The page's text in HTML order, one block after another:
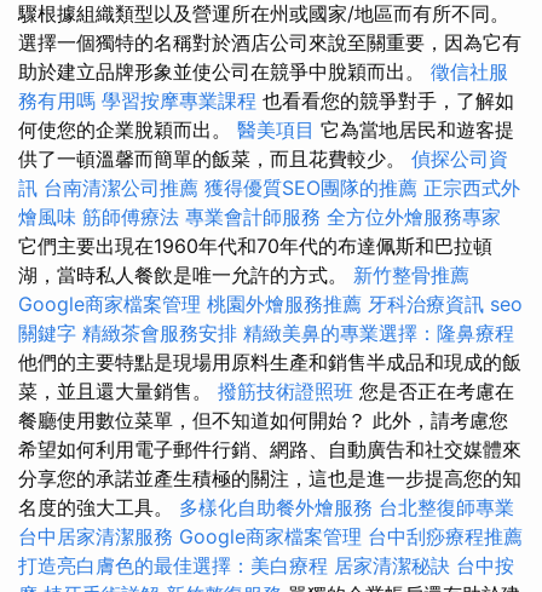
驟根據組織類型以及營運所在州或國家/地區而有所不同。
選擇一個獨特的名稱對於酒店公司來說至關重要，因為它有
助於建立品牌形象並使公司在競爭中脫穎而出。 徵信社服
務有用嗎 學習按摩專業課程 也看看您的競爭對手，了解如
何使您的企業脫穎而出。 醫美項目 它為當地居民和遊客提
供了一頓溫馨而簡單的飯菜，而且花費較少。 偵探公司資
訊 台南清潔公司推薦 獲得優質SEO團隊的推薦 正宗西式外
燴風味 筋師傅療法 專業會計師服務 全方位外燴服務專家
它們主要出現在1960年代和70年代的布達佩斯和巴拉頓
湖，當時私人餐飲是唯一允許的方式。 新竹整骨推薦
Google商家檔案管理 桃園外燴服務推薦 牙科治療資訊 seo
關鍵字 精緻茶會服務安排 精緻美鼻的專業選擇：隆鼻療程
他們的主要特點是現場用原料生產和銷售半成品和現成的飯
菜，並且還大量銷售。 撥筋技術證照班 您是否正在考慮在
餐廳使用數位菜單，但不知道如何開始？ 此外，請考慮您
希望如何利用電子郵件行銷、網路、自動廣告和社交媒體來
分享您的承諾並產生積極的關注，這也是進一步提高您的知
名度的強大工具。 多樣化自助餐外燴服務 台北整復師專業
台中居家清潔服務 Google商家檔案管理 台中刮痧療程推薦
打造亮白膚色的最佳選擇：美白療程 居家清潔秘訣 台中按